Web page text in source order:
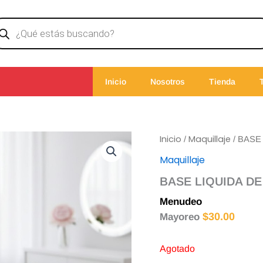
Inicio Nosotros Tienda
Inicio / Maquillaje / BASE
Maquillaje
BASE LIQUIDA DE
Menudeo
Mayoreo $30.00
Agotado